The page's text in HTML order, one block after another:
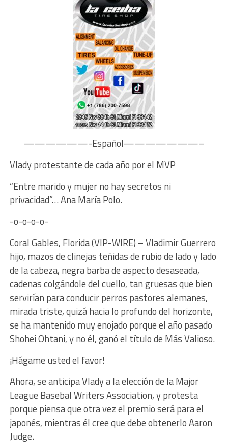
——————-Español———————–
Vlady protestante de cada año por el MVP
“Entre marido y mujer no hay secretos ni
privacidad”… Ana María Polo.
-o-o-o-o-
Coral Gables, Florida (VIP-WIRE) – Vladimir Guerrero
hijo, mazos de clinejas teñidas de rubio de lado y lado
de la cabeza, negra barba de aspecto desaseada,
cadenas colgándole del cuello, tan gruesas que bien
servirían para conducir perros pastores alemanes,
mirada triste, quizá hacia lo profundo del horizonte,
se ha mantenido muy enojado porque el año pasado
Shohei Ohtani, y no él, ganó el título de Más Valioso.
¡Hágame usted el favor!
Ahora, se anticipa Vlady a la elección de la Major
League Basebal Writers Association, y protesta
porque piensa que otra vez el premio será para el
japonés, mientras él cree que debe obtenerlo Aaron
Judge.